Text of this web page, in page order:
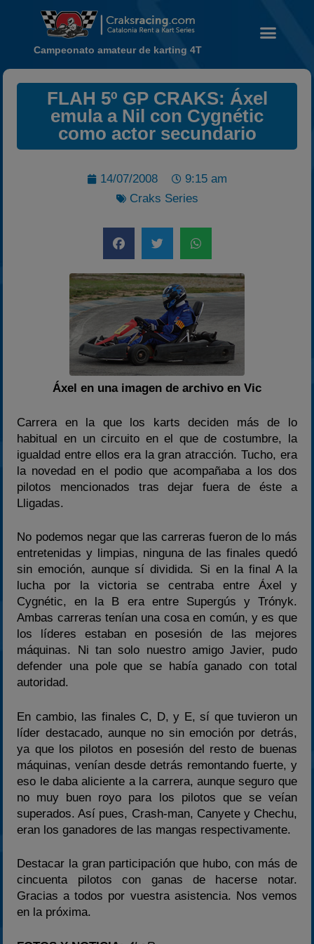
Noticias
Calendario
Temporada 2026
Campeonato
2023
Estadísticas
Preguntas Frecuentes
Campeonato amateur de karting 4T
FLAH 5º GP CRAKS: Áxel
emula a Nil con Cygnétic
como actor secundario
14/07/2008
9:15 am
Craks Series
Áxel en una imagen de archivo en Vic
Carrera en la que los karts deciden más de lo
habitual en un circuito en el que de costumbre, la
igualdad entre ellos era la gran atracción. Tucho, era
la novedad en el podio que acompañaba a los dos
pilotos mencionados tras dejar fuera de éste a
Lligadas.
No podemos negar que las carreras fueron de lo más
entretenidas y limpias, ninguna de las finales quedó
sin emoción, aunque sí dividida. Si en la final A la
lucha por la victoria se centraba entre Áxel y
Cygnétic, en la B era entre Supergús y Trónyk.
Ambas carreras tenían una cosa en común, y es que
los líderes estaban en posesión de las mejores
máquinas. Ni tan solo nuestro amigo Javier, pudo
defender una pole que se había ganado con total
autoridad.
En cambio, las finales C, D, y E, sí que tuvieron un
líder destacado, aunque no sin emoción por detrás,
ya que los pilotos en posesión del resto de buenas
máquinas, venían desde detrás remontando fuerte, y
eso le daba aliciente a la carrera, aunque seguro que
no muy buen royo para los pilotos que se veían
superados. Así pues, Crash-man, Canyete y Chechu,
eran los ganadores de las mangas respectivamente.
Destacar la gran participación que hubo, con más de
cincuenta pilotos con ganas de hacerse notar.
Gracias a todos por vuestra asistencia. Nos vemos
en la próxima.